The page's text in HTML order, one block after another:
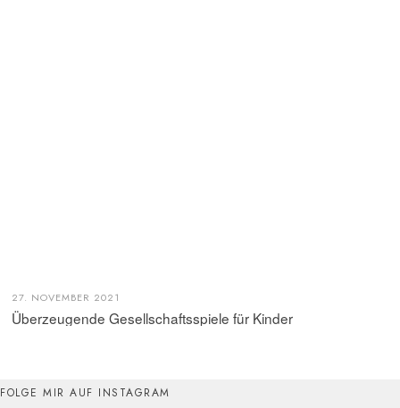
27. NOVEMBER 2021
Überzeugende Gesellschaftsspiele für Kinder
FOLGE MIR AUF INSTAGRAM